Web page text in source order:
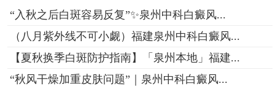
“入秋之后白斑容易反复”✨泉州中科白癜风...
（八月紫外线不可小觑）福建泉州中科白癜风...
【夏秋换季白斑防护指南】「泉州本地」福建...
“秋风干燥加重皮肤问题”｜泉州中科白癜风...